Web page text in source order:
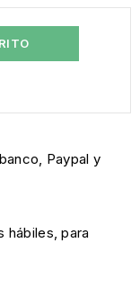
Paypal y
hábiles, para